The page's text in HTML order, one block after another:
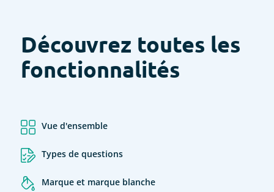
Découvrez toutes les
fonctionnalités
Vue d'ensemble
Types de questions
Marque et marque blanche